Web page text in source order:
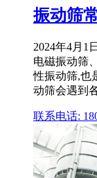
振动筛
2024年4月1
电磁振动筛
性振动筛,也
动筛会遇到
联系电话: